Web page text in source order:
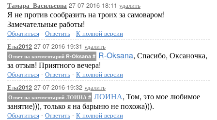
Тамара_Васильевна 27-07-2016-18:11 удалить
Я не против сообразить на троих за самоваром!
Замечательные работы!
Обратиться - Ответить - К полной версии
Ела2012 27-07-2016-19:31 удалить
Ответ на комментарий R-Oksana # R-Oksana, Спасибо, Оксаночка,
за отзыв! Приятного вечера!
Обратиться - Ответить - К полной версии
Ела2012 27-07-2016-19:32 удалить
Ответ на комментарий ЛОИНА # ЛОИНА, Том, это мое любимое
занятие))), только я на барыню не похожа))).
Обратиться - Ответить - К полной версии